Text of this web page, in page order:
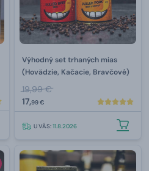
Výhodný set trhaných mias
(Hovädzie, Kačacie, Bravčové)
19,99 €
17,99 €
U VÁS:11.8.2026